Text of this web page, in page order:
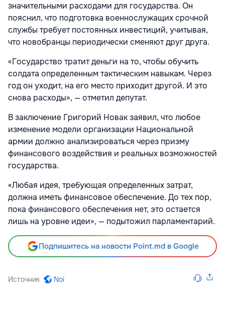
значительными расходами для государства. Он
пояснил, что подготовка военнослужащих срочной
службы требует постоянных инвестиций, учитывая,
что новобранцы периодически сменяют друг друга.
«Государство тратит деньги на то, чтобы обучить
солдата определенным тактическим навыкам. Через
год он уходит, на его место приходит другой. И это
снова расходы», — отметил депутат.
В заключение Григорий Новак заявил, что любое
изменение модели организации Национальной
армии должно анализироваться через призму
финансового воздействия и реальных возможностей
государства.
«Любая идея, требующая определенных затрат,
должна иметь финансовое обеспечение. До тех пор,
пока финансового обеспечения нет, это остается
лишь на уровне идеи», — подытожил парламентарий.
Подпишитесь на новости Point.md в Google
Источник Noi